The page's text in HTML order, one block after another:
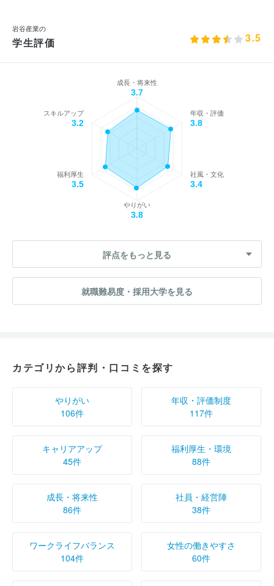
岩谷産業の
学生評価 3.5
成長・将来性
3.7
年収・評価
3.8
社風・文化
3.4
やりがい
3.8
福利厚生
3.5
スキルアップ
3.2
評点をもっと見る
就職難易度・採用大学を見る
カテゴリから評判・口コミを探す
やりがい
106件
年収・評価制度
117件
キャリアアップ
45件
福利厚生・環境
88件
成長・将来性
86件
社員・経営陣
38件
ワークライフバランス
104件
女性の働きやすさ
60件